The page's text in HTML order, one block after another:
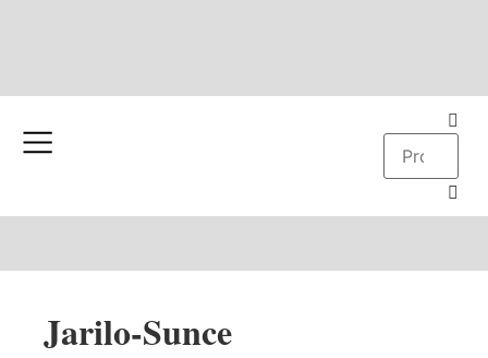
Jarilo-Sunce